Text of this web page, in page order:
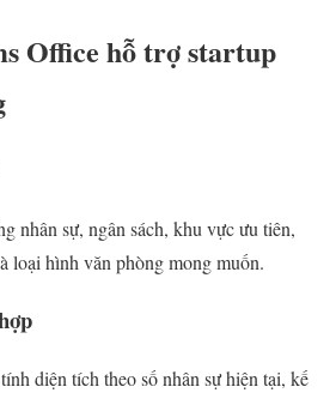
Office hỗ trợ startup
nhân sự, ngân sách, khu vực ưu tiên,
loại hình văn phòng mong muốn.
diện tích theo số nhân sự hiện tại, kế